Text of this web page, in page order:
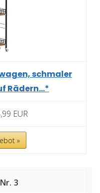
schmaler
Rädern...*
EUR
»
3